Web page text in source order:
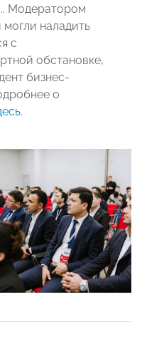
Модератором
наладить
с
обстановке,
бизнес-
о
.